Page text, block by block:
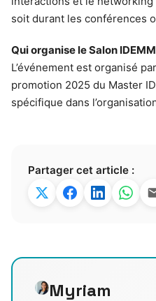
soit durant les conférences
Qui organise le Salon
L’événement est organisé
promotion 2025 du Master
spécifique dans
Partager cet article :
Myriam